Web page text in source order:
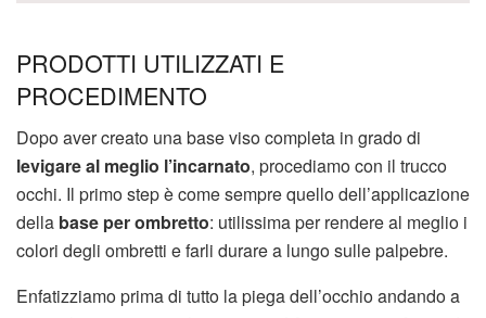
PRODOTTI UTILIZZATI E
PROCEDIMENTO
Dopo aver creato una base viso completa in grado di
levigare al meglio l’incarnato, procediamo con il trucco
occhi. Il primo step è come sempre quello dell’applicazione
della base per ombretto: utilissima per rendere al meglio i
colori degli ombretti e farli durare a lungo sulle palpebre.
Enfatizziamo prima di tutto la piega dell’occhio andando a